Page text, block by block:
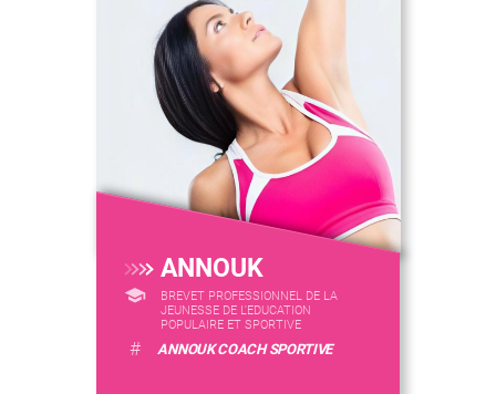
ANNOUK
BREVET PROFESSIONNEL DE LA
JEUNESSE DE L'EDUCATION
POPULAIRE ET SPORTIVE
# ANNOUK COACH SPORTIVE